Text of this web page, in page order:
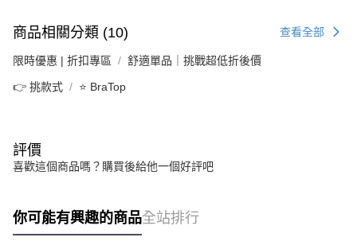
商品相關分類 (10) 查看全部
限時優惠 | 折扣專區 舒適單品｜挑戰超低折後價
👉 挑款式 ⭐ BraTop
評價
喜歡這個商品嗎？購買後給他一個好評吧
你可能有興趣的商品全站排行